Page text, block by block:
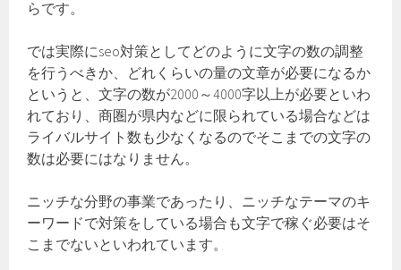
らです。
では実際にseo対策としてどのように文字の数の調整
を行うべきか、どれくらいの量の文章が必要になるか
というと、文字の数が2000～4000字以上が必要といわ
れており、商圏が県内などに限られている場合などは
ライバルサイト数も少なくなるのでそこまでの文字の
数は必要にはなりません。
ニッチな分野の事業であったり、ニッチなテーマのキ
ーワードで対策をしている場合も文字で稼ぐ必要はそ
こまでないといわれています。